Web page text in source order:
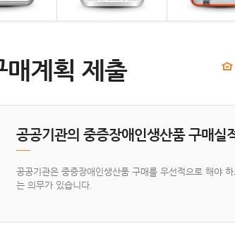
계획 제출
공공기관의 중증장애인생산품 구매실
공공기관은 중증장애인생산품 구매를 우선적으로 해야
는 의무가 있습니다.